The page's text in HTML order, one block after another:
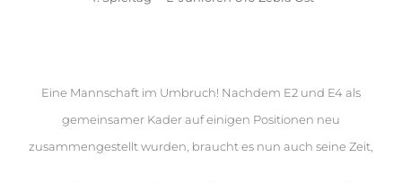
Eine Mannschaft im Umbruch! Nachdem E2 und E4 als
gemeinsamer Kader auf einigen Positionen neu
zusammengestellt wurden, braucht es nun auch seine Zeit,